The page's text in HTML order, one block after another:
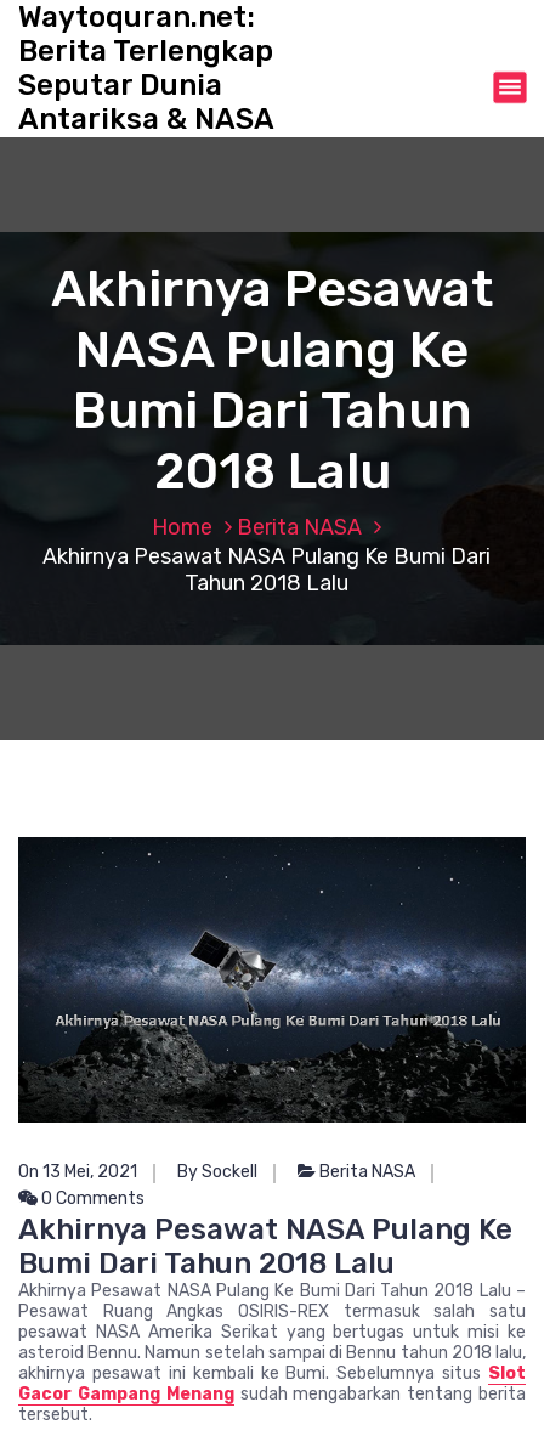
Waytoquran.net:
Berita Terlengkap
Seputar Dunia
Antariksa & NASA
Akhirnya Pesawat
NASA Pulang Ke
Bumi Dari Tahun
2018 Lalu
Home
Berita NASA
Akhirnya Pesawat NASA Pulang Ke Bumi Dari
Tahun 2018 Lalu
On 13 Mei, 2021 By Sockell
Berita NASA
0 Comments
Akhirnya Pesawat NASA Pulang Ke
Bumi Dari Tahun 2018 Lalu
Akhirnya Pesawat NASA Pulang Ke Bumi Dari Tahun 2018 Lalu –
Pesawat Ruang Angkas OSIRIS-REX termasuk salah satu
pesawat NASA Amerika Serikat yang bertugas untuk misi ke
asteroid Bennu. Namun setelah sampai di Bennu tahun 2018 lalu,
akhirnya pesawat ini kembali ke Bumi. Sebelumnya situs Slot
Gacor Gampang Menangsudah mengabarkan tentang berita
tersebut.